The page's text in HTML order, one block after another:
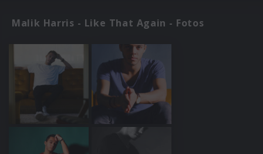
Malik Harris - Like That Again - Fotos